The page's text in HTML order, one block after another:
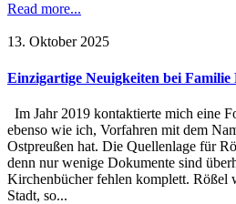
Read more...
13. Oktober 2025
Einzigartige Neuigkeiten bei Familie
Im Jahr 2019 kontaktierte mich eine
ebenso wie ich, Vorfahren mit dem
Ostpreußen hat. Die Quellenlage für
denn nur wenige Dokumente sind
Kirchenbücher fehlen komplett. Rößel
Stadt, so...